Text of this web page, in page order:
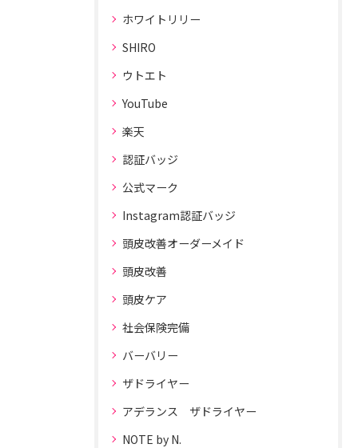
ホワイトリリー
SHIRO
ウトエト
YouTube
楽天
認証バッジ
公式マーク
Instagram認証バッジ
頭皮改善オーダーメイド
頭皮改善
頭皮ケア
社会保険完備
バーバリー
ザドライヤー
アデランス ザドライヤー
NOTE by N.